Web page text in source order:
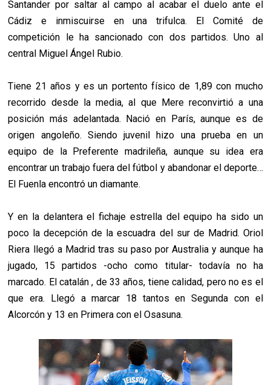
Santander por saltar al campo al acabar el duelo ante el
Cádiz e inmiscuirse en una trifulca. El Comité de
competición le ha sancionado con dos partidos. Uno al
central Miguel Ángel Rubio.
Tiene 21 años y es un portento físico de 1,89 con mucho
recorrido desde la media, al que Mere reconvirtió a una
posición más adelantada. Nació en París, aunque es de
origen angoleño. Siendo juvenil hizo una prueba en un
equipo de la Preferente madrileña, aunque su idea era
encontrar un trabajo fuera del fútbol y abandonar el deporte…
El Fuenla encontró un diamante.
Y en la delantera el fichaje estrella del equipo ha sido un
poco la decepción de la escuadra del sur de Madrid. Oriol
Riera llegó a Madrid tras su paso por Australia y aunque ha
jugado, 15 partidos -ocho como titular- todavía no ha
marcado. El catalán , de 33 años, tiene calidad, pero no es el
que era. Llegó a marcar 18 tantos en Segunda con el
Alcorcón y 13 en Primera con el Osasuna.